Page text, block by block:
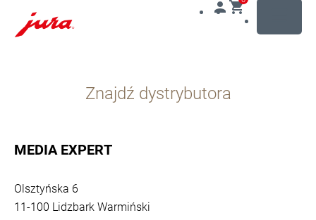
opcji
wyszukiwania
Znajdź dystrybutora
MEDIA EXPERT
Olsztyńska 6
11-100 Lidzbark Warmiński